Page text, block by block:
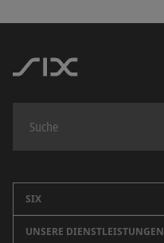
SIX
Unternehmen
UNSERE DIENSTLEISTUNGEN